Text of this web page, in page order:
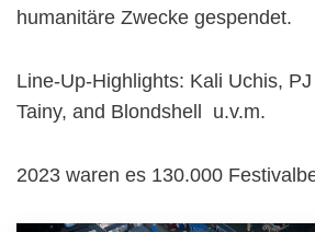
humanitäre Zwecke gespendet.
Line-Up-Highlights: Kali Uchis,
Tainy, and Blondshell
u.v.m.
2023 waren es 130.000